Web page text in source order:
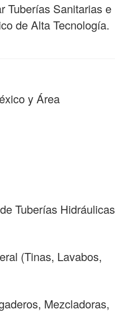
Tuberías Sanitarias e
de Alta Tecnología.
y Área
Tuberías Hidráulicas
(Tinas, Lavabos,
Mezcladoras,